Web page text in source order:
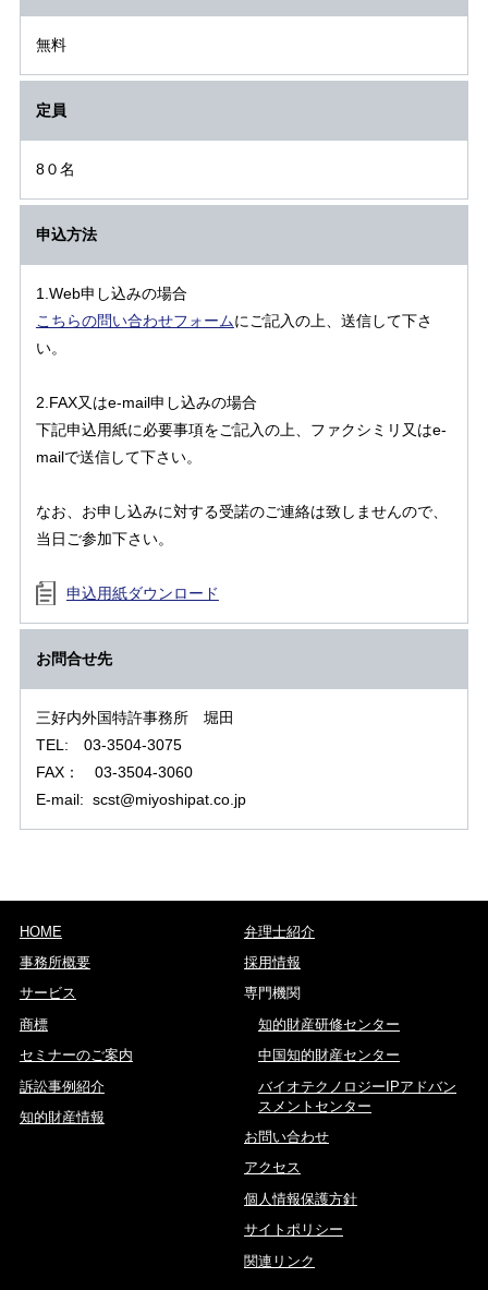
無料
定員
8０名
申込方法
1.Web申し込みの場合
こちらの問い合わせフォームにご記入の上、送信して下さ
い。
2.FAX又はe-mail申し込みの場合
下記申込用紙に必要事項をご記入の上、ファクシミリ又はe-
mailで送信して下さい。
なお、お申し込みに対する受諾のご連絡は致しませんので、
当日ご参加下さい。
申込用紙ダウンロード
お問合せ先
三好内外国特許事務所 堀田
TEL: 03-3504-3075
FAX： 03-3504-3060
E-mail: scst@miyoshipat.co.jp
HOME
事務所概要
サービス
商標
セミナーのご案内
訴訟事例紹介
知的財産情報
弁理士紹介
採用情報
専門機関
知的財産研修センター
中国知的財産センター
バイオテクノロジーIPアドバン
スメントセンター
お問い合わせ
アクセス
個人情報保護方針
サイトポリシー
関連リンク